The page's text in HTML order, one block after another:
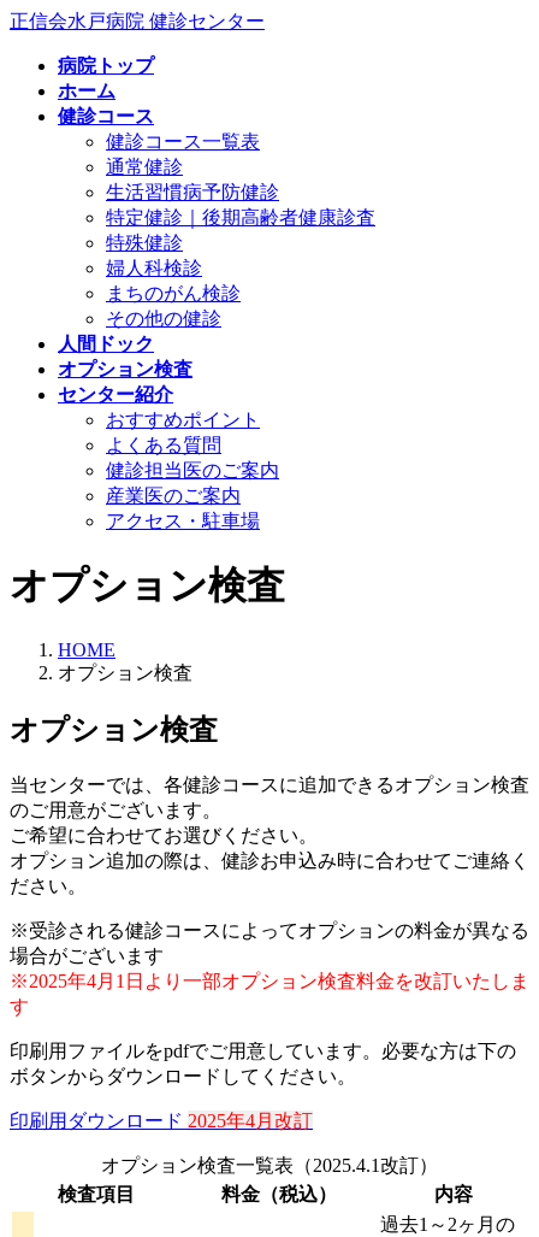
コ
ナ
正信会水戸病院 健診センター
病院トップ
ホーム
健診コース
健診コース一覧表
通常健診
生活習慣病予防健診
特定健診｜後期高齢者健康診査
特殊健診
婦人科検診
まちのがん検診
その他の健診
人間ドック
オプション検査
センター紹介
おすすめポイント
よくある質問
健診担当医のご案内
産業医のご案内
アクセス・駐車場
オプション検査
HOME
オプション検査
オプション検査
当センターでは、各健診コースに追加できるオプション検査
のご用意がございます。
ご希望に合わせてお選びください。
オプション追加の際は、健診お申込み時に合わせてご連絡く
ださい。
※受診される健診コースによってオプションの料金が異なる
場合がございます
※2025年4月1日より一部オプション検査料金を改訂いたしま
す
印刷用ファイルをpdfでご用意しています。必要な方は下の
ボタンからダウンロードしてください。
印刷用ダウンロード 2025年4月改訂
オプション検査一覧表（2025.4.1改訂）
検査項目
料金（税込） 内容
過去1～2ヶ月の